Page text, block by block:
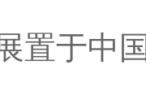
置于中